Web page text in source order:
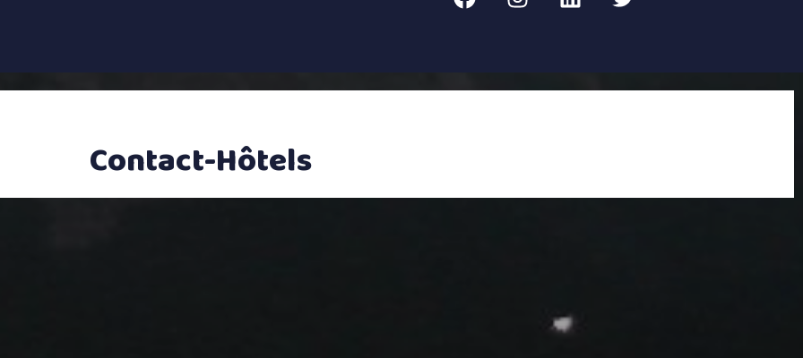
Contact-Hôtels